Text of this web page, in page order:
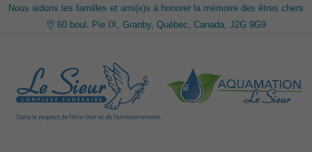
Nous aidons les familles et ami(e)s à honorer la mémoire des êtres chers
60 boul. Pie IX, Granby, Québec, Canada, J2G 9G9